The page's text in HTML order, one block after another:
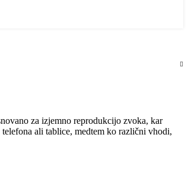
za izjemno reprodukcijo zvoka, kar
ali tablice, medtem ko različni vhodi,